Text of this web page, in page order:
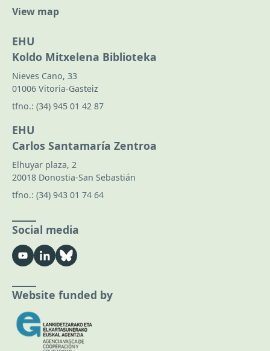
View map
EHU
Koldo Mitxelena Biblioteka
Nieves Cano, 33
01006 Vitoria-Gasteiz
tfno.: (34) 945 01 42 87
EHU
Carlos Santamaría Zentroa
Elhuyar plaza, 2
20018 Donostia-San Sebastián
tfno.: (34) 943 01 74 64
Social media
Website funded by